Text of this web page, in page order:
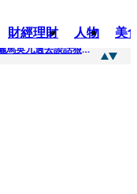
財經理財 人物 美
鄭麗文稱「台灣不是一個國家」 黃暐瀚曬馬英九過去談話狠打臉